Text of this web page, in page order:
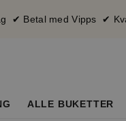
✔ Betal med Vipps ✔
ALLE BUKETTER